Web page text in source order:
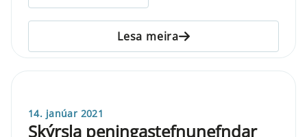
Lesa meira
14. janúar 2021
Skýrsla peningastefnunefndar